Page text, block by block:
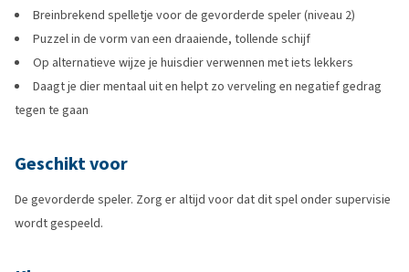
Breinbrekend spelletje voor de gevorderde speler (niveau 2)
Puzzel in de vorm van een draaiende, tollende schijf
Op alternatieve wijze je huisdier verwennen met iets lekkers
Daagt je dier mentaal uit en helpt zo verveling en negatief gedrag
tegen te gaan
Geschikt voor
De gevorderde speler. Zorg er altijd voor dat dit spel onder supervisie
wordt gespeeld.